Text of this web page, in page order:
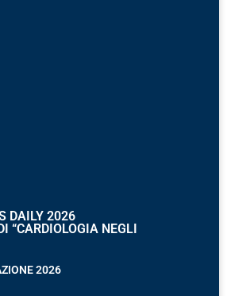
DAILY 2026
“CARDIOLOGIA NEGLI
2026